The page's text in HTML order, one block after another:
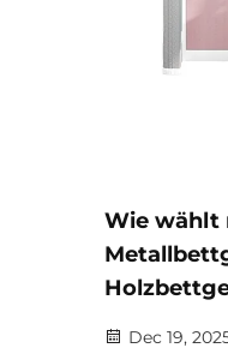
Wie wählt
Dec 19,